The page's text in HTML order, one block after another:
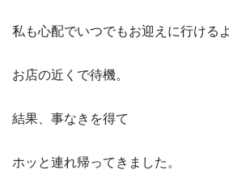
私も心配でいつでもお迎えに行ける
お店の近くで待機。
結果、事なきを得て
ホッと連れ帰ってきました。